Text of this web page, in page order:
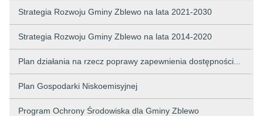
Strategia Rozwoju Gminy Zblewo na lata 2021-2030
Strategia Rozwoju Gminy Zblewo na lata 2014-2020
Plan działania na rzecz poprawy zapewnienia dostępności...
Plan Gospodarki Niskoemisyjnej
Program Ochrony Środowiska dla Gminy Zblewo